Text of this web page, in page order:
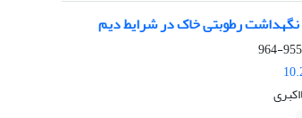
نگهداشت رطوبتی خاک در شرایط دیم
955-964